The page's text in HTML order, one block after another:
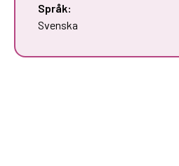
Språk:
Svenska